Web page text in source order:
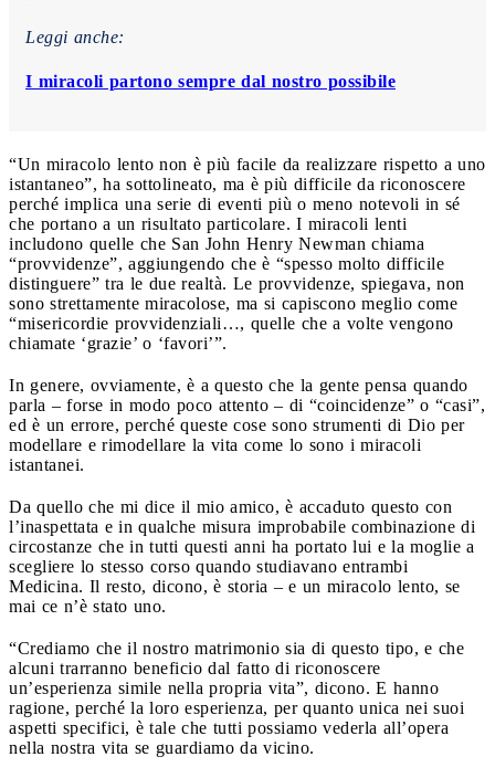
Leggi anche:
I miracoli partono sempre dal nostro possibile
“Un miracolo lento non è più facile da realizzare rispetto a uno
istantaneo”, ha sottolineato, ma è più difficile da riconoscere
perché implica una serie di eventi più o meno notevoli in sé
che portano a un risultato particolare. I miracoli lenti
includono quelle che San John Henry Newman chiama
“provvidenze”, aggiungendo che è “spesso molto difficile
distinguere” tra le due realtà. Le provvidenze, spiegava, non
sono strettamente miracolose, ma si capiscono meglio come
“misericordie provvidenziali…, quelle che a volte vengono
chiamate ‘grazie’ o ‘favori’”.
In genere, ovviamente, è a questo che la gente pensa quando
parla – forse in modo poco attento – di “coincidenze” o “casi”,
ed è un errore, perché queste cose sono strumenti di Dio per
modellare e rimodellare la vita come lo sono i miracoli
istantanei.
Da quello che mi dice il mio amico, è accaduto questo con
l’inaspettata e in qualche misura improbabile combinazione di
circostanze che in tutti questi anni ha portato lui e la moglie a
scegliere lo stesso corso quando studiavano entrambi
Medicina. Il resto, dicono, è storia – e un miracolo lento, se
mai ce n’è stato uno.
“Crediamo che il nostro matrimonio sia di questo tipo, e che
alcuni trarranno beneficio dal fatto di riconoscere
un’esperienza simile nella propria vita”, dicono. E hanno
ragione, perché la loro esperienza, per quanto unica nei suoi
aspetti specifici, è tale che tutti possiamo vederla all’opera
nella nostra vita se guardiamo da vicino.